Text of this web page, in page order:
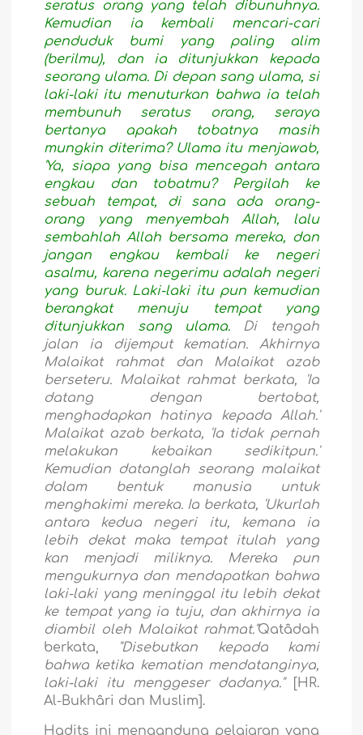
seratus orang yang telah dibunuhnya.
Kemudian ia kembali mencari-cari
penduduk bumi yang paling alim
(berilmu), dan ia ditunjukkan kepada
seorang ulama. Di depan sang ulama, si
laki-laki itu menuturkan bahwa ia telah
membunuh seratus orang, seraya
bertanya apakah tobatnya masih
mungkin diterima? Ulama itu menjawab,
'Ya, siapa yang bisa mencegah antara
engkau dan tobatmu? Pergilah ke
sebuah tempat, di sana ada orang-
orang yang menyembah Allah, lalu
sembahlah Allah bersama mereka, dan
jangan engkau kembali ke negeri
asalmu, karena negerimu adalah negeri
yang buruk. Laki-laki itu pun kemudian
berangkat menuju tempat yang
ditunjukkan sang ulama. Di tengah
jalan ia dijemput kematian. Akhirnya
Malaikat rahmat dan Malaikat azab
berseteru. Malaikat rahmat berkata, 'Ia
datang dengan bertobat,
menghadapkan hatinya kepada Allah.'
Malaikat azab berkata, 'Ia tidak pernah
melakukan kebaikan sedikitpun.'
Kemudian datanglah seorang malaikat
dalam bentuk manusia untuk
menghakimi mereka. Ia berkata, 'Ukurlah
antara kedua negeri itu, kemana ia
lebih dekat maka tempat itulah yang
kan menjadi miliknya. Mereka pun
mengukurnya dan mendapatkan bahwa
laki-laki yang meninggal itu lebih dekat
ke tempat yang ia tuju, dan akhirnya ia
diambil oleh Malaikat rahmat."Qatâdah
berkata,
"Disebutkan kepada kami
bahwa ketika kematian mendatanginya,
laki-laki itu menggeser dadanya."
[HR.
Al-Bukhâri dan Muslim].
Hadits ini mengandung pelajaran yang